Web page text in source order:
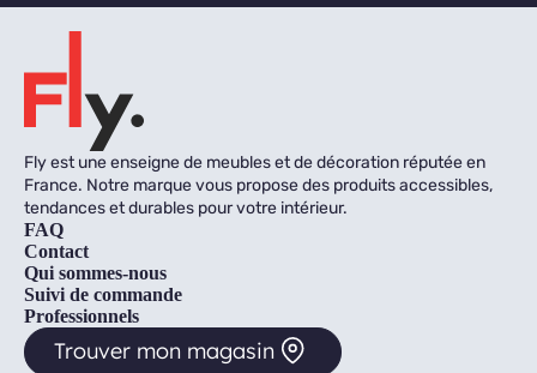
Fly est une enseigne de meubles et de décoration réputée en
France. Notre marque vous propose des produits accessibles,
tendances et durables pour votre intérieur.
FAQ
Contact
Qui sommes-nous
Suivi de commande
Professionnels
Trouver mon magasin